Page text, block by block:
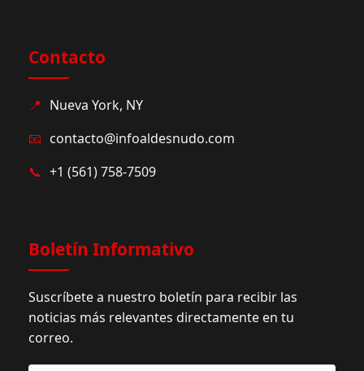
Contacto
📍 Nueva York, NY
📧 contacto@infoaldesnudo.com
📞 +1 (561) 758-7509
Boletín Informativo
Suscríbete a nuestro boletín para recibir las
noticias más relevantes directamente en tu
correo.